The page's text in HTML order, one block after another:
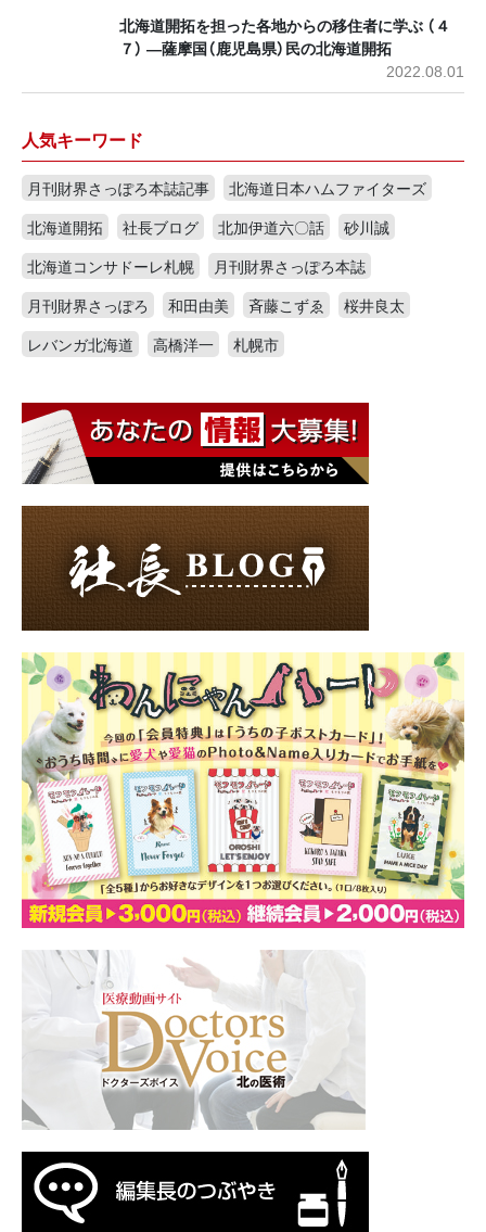
北海道開拓を担った各地からの移住者に学ぶ （４
７） ―薩摩国（鹿児島県）民の北海道開拓
2022.08.01
人気キーワード
月刊財界さっぽろ本誌記事
北海道日本ハムファイターズ
北海道開拓
社長ブログ 北加伊道六〇話
砂川誠
北海道コンサドーレ札幌
月刊財界さっぽろ本誌
月刊財界さっぽろ
和田由美 斉藤こずゑ
桜井良太
レバンガ北海道
高橋洋一 札幌市